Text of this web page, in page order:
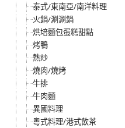
泰式/東南亞/南洋料理
火鍋/涮涮鍋
烘培麵包蛋糕甜點
烤鴨
熱炒
燒肉/燒烤
牛排
牛肉麵
異國料理
粵式料理/港式飲茶